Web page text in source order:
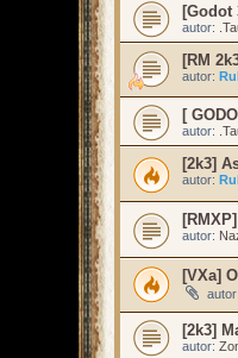
[Godot
autor:
[RM
autor:
[
autor:
[2k3]
autor:
autor:
[VXa]
autor:
[2k3]
autor: